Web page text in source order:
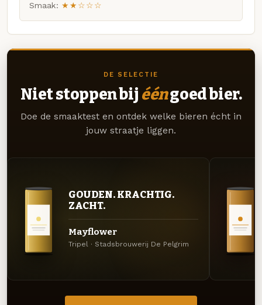
Smaak: ★★☆☆☆
DE SELECTIE
Niet stoppen bij ééngoed bier.
Doe de smaaktest en ontdek welke bieren écht in
jouw straatje liggen.
GOUDEN. KRACHTIG.
ZACHT.
Mayflower
Tripel · Stadsbrouwerij De Pelgrim